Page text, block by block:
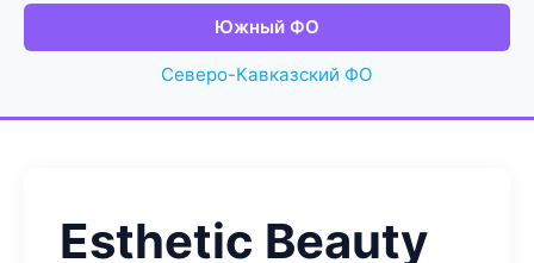
Южный ФО
Северо-Кавказский ФО
Esthetic Beauty